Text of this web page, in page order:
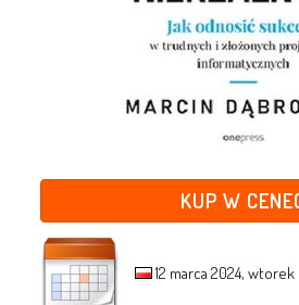
KUP W
12 marca 2024, wtorek